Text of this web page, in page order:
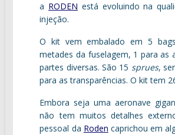
a RODEN está evoluindo na
injeção.
O kit vem embalado em 5
metades da fuselagem, 1 para as
partes diversas. São 15 sprues,
para as transparências. O kit tem
Embora seja uma aeronave
não tem muitos detalhes
pessoal da Roden caprichou em